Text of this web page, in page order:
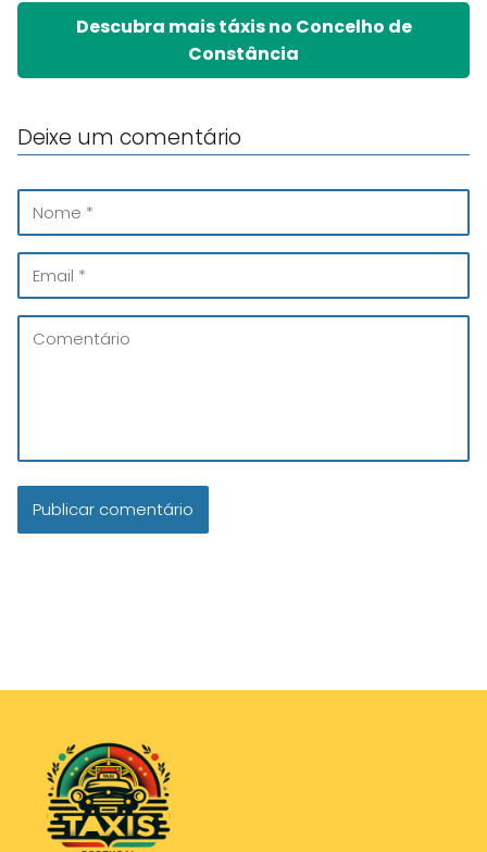
Descubra mais táxis no Concelho de
Constância
Deixe um comentário